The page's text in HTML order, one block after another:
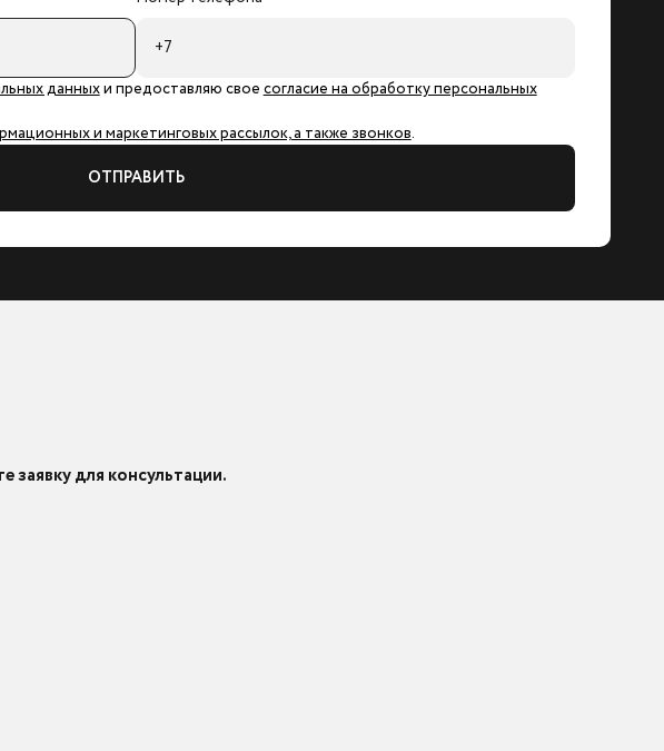
данныхи предоставляю своесогласие на обработку персональных
и маркетинговых рассылок, а также звонков.
ОТПРАВИТЬ
для консультации.